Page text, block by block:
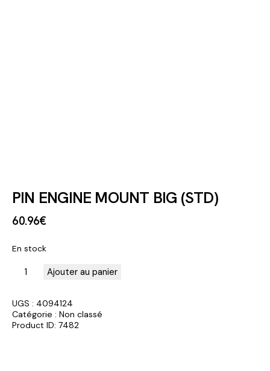
PIN ENGINE MOUNT BIG (STD)
60.96€
En stock
Ajouter au panier
UGS : 4094124
Catégorie : Non classé
Product ID: 7482